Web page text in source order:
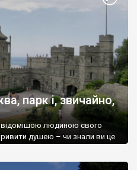
парк і, звичайно,
людиною свого
душею – чи знали ви це